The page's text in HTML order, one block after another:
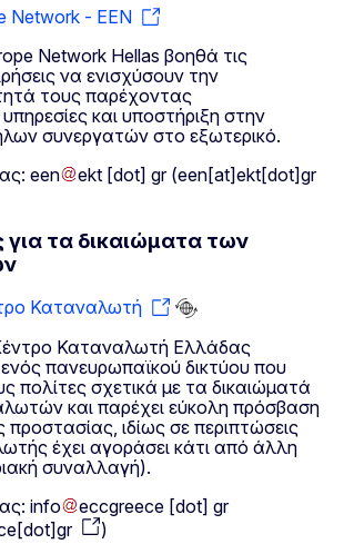
Network - EEN
Network Hellas βοηθά τις
να ενισχύσουν την
τους παρέχοντας
και υποστήριξη στην
συνεργατών στο εξωτερικό.
een ekt [dot] gr(een[at]ekt[dot]gr
για τα δικαιώματα των
Καταναλωτή
Καταναλωτή Ελλάδας
πανευρωπαϊκού δικτύου που
πολίτες σχετικά με τα δικαιώματά
και παρέχει εύκολη πρόσβαση
ιδίως σε περιπτώσεις
έχει αγοράσει κάτι από άλλη
συναλλαγή).
info eccgreece [dot] gr
)